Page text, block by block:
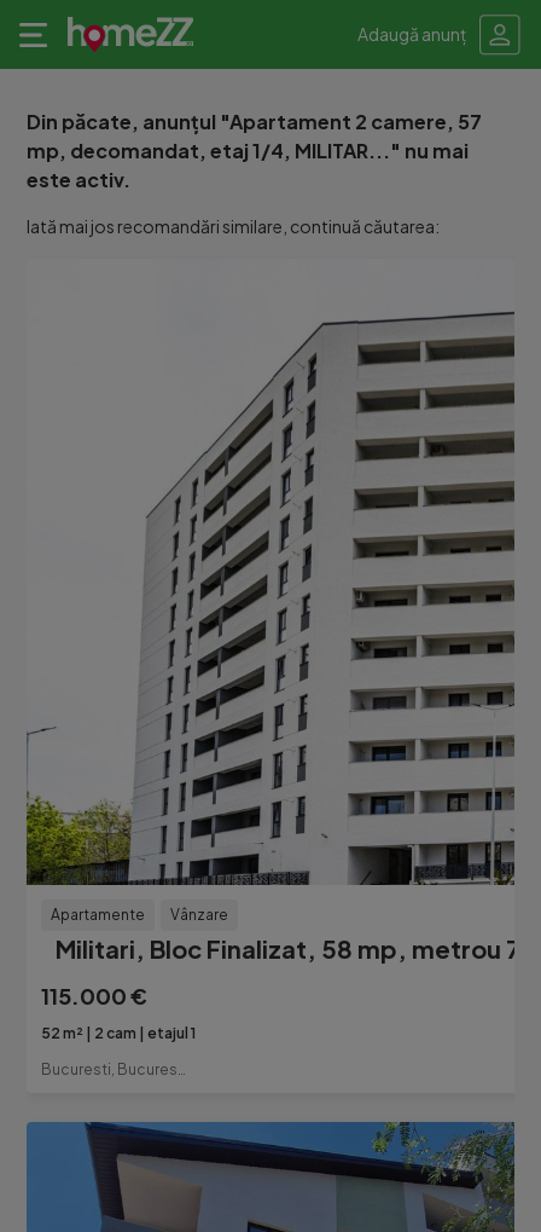
Adaugă anunț
Din păcate, anunțul "Apartament 2 camere, 57
mp, decomandat, etaj 1/4, MILITAR..." nu mai
este activ.
Iată mai jos recomandări similare, continuă căutarea:
Apartamente Vânzare
Militari, Bloc Finalizat, 58 mp, metrou 7
115.000 €
52 m² 2 cam
etajul 1